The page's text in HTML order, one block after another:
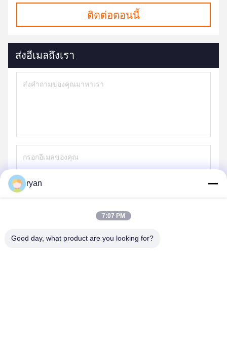
ติดต่อตอนนี้
ส่งอีเมลถึงเรา
ryan
7:07 PM
Good day, what product are you looking for?